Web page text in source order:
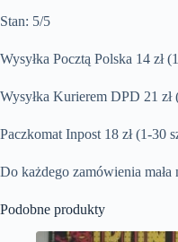
Stan: 5/5
Wysyłka Pocztą Polska 14 zł
Wysyłka Kurierem DPD 21 zł
Paczkomat Inpost 18 zł (1-30
Do każdego zamówienia mała
Podobne produkty